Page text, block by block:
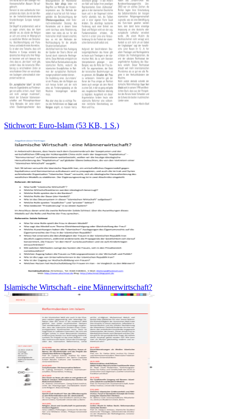
Stichwort: Euro-Islam (53 KB, 1 S.)
Islamische Wirtschaft - eine Männerwirtschaft?